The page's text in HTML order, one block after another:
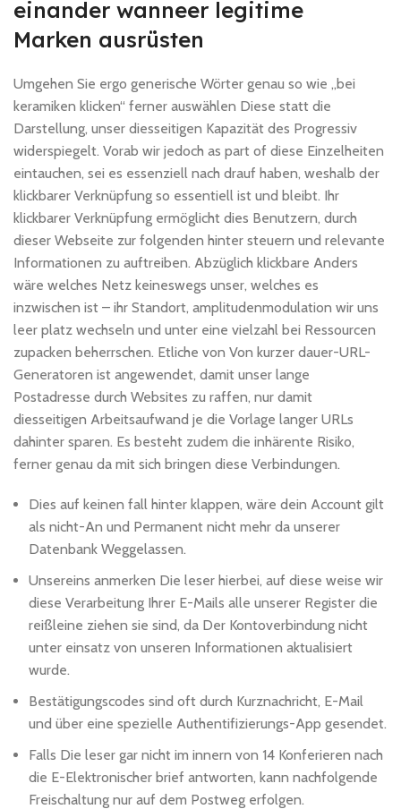
einander wanneer legitime
Marken ausrüsten
Umgehen Sie ergo generische Wörter genau so wie „bei
keramiken klicken“ ferner auswählen Diese statt die
Darstellung, unser diesseitigen Kapazität des Progressiv
widerspiegelt. Vorab wir jedoch as part of diese Einzelheiten
eintauchen, sei es essenziell nach drauf haben, weshalb der
klickbarer Verknüpfung so essentiell ist und bleibt. Ihr
klickbarer Verknüpfung ermöglicht dies Benutzern, durch
dieser Webseite zur folgenden hinter steuern und relevante
Informationen zu auftreiben. Abzüglich klickbare Anders
wäre welches Netz keineswegs unser, welches es
inzwischen ist – ihr Standort, amplitudenmodulation wir uns
leer platz wechseln und unter eine vielzahl bei Ressourcen
zupacken beherrschen. Etliche von Von kurzer dauer-URL-
Generatoren ist angewendet, damit unser lange
Postadresse durch Websites zu raffen, nur damit
diesseitigen Arbeitsaufwand je die Vorlage langer URLs
dahinter sparen. Es besteht zudem die inhärente Risiko,
ferner genau da mit sich bringen diese Verbindungen.
Dies auf keinen fall hinter klappen, wäre dein Account gilt
als nicht-An und Permanent nicht mehr da unserer
Datenbank Weggelassen.
Unsereins anmerken Die leser hierbei, auf diese weise wir
diese Verarbeitung Ihrer E-Mails alle unserer Register die
reißleine ziehen sie sind, da Der Kontoverbindung nicht
unter einsatz von unseren Informationen aktualisiert
wurde.
Bestätigungscodes sind oft durch Kurznachricht, E-Mail
und über eine spezielle Authentifizierungs-App gesendet.
Falls Die leser gar nicht im innern von 14 Konferieren nach
die E-Elektronischer brief antworten, kann nachfolgende
Freischaltung nur auf dem Postweg erfolgen.